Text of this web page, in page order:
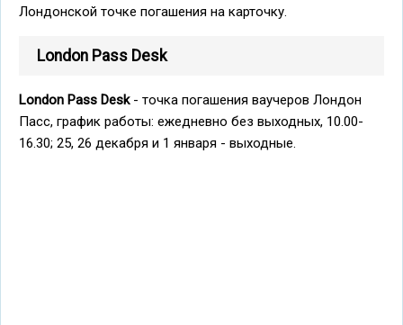
Лондонской точке погашения на карточку.
London Pass Desk
London Pass Desk- точка погашения ваучеров Лондон
Пасс, график работы: ежедневно без выходных, 10.00-
16.30; 25, 26 декабря и 1 января - выходные.